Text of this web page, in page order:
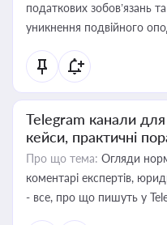
податкових зобов’язань
уникнення подвійного
Telegram канали для
кейси, практичні
Про що тема: Огляди
коментарі експертів,
- все, про що пишуть у